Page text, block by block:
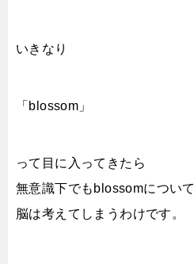
いきなり
「blossom」
って目に入ってきたら
無意識下でもblossomについて
脳は考えてしまうわけです。